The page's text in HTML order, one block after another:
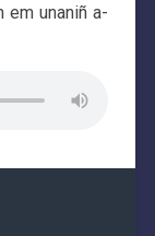
em unaniñ a-